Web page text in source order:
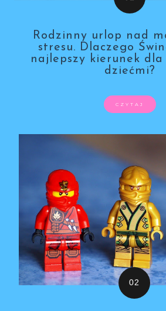
Rodzinny urlop nad
stresu. Dlaczego
najlepszy kierunek dla
dziećmi?
CZYTAJ